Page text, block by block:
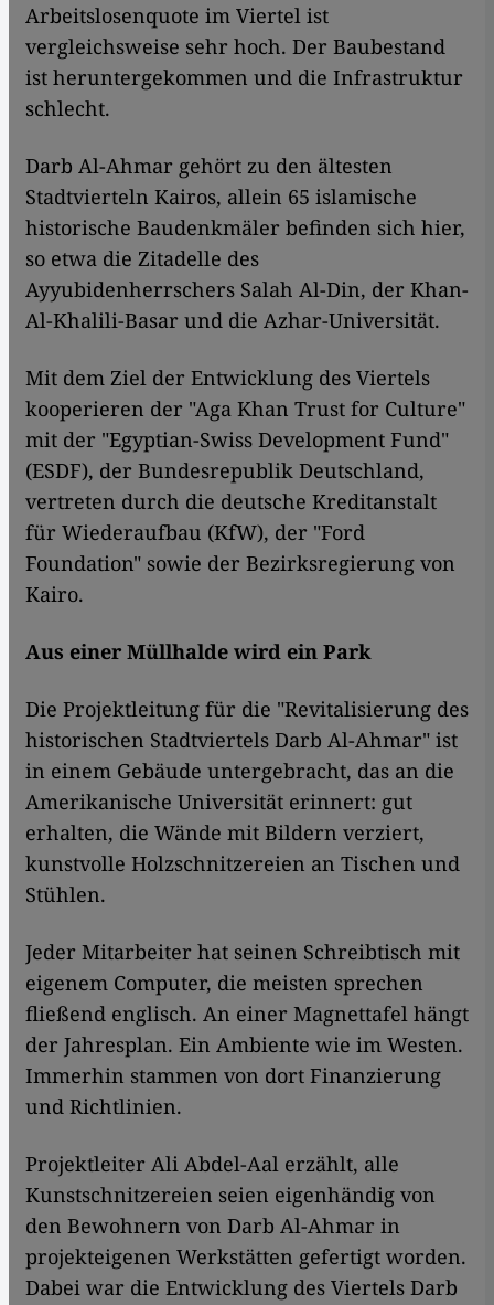
Arbeitslosenquote im Viertel ist
vergleichsweise sehr hoch. Der Baubestand
ist heruntergekommen und die Infrastruktur
schlecht.
Darb Al-Ahmar gehört zu den ältesten
Stadtvierteln Kairos, allein 65 islamische
historische Baudenkmäler befinden sich hier,
so etwa die Zitadelle des
Ayyubidenherrschers Salah Al-Din, der Khan-
Al-Khalili-Basar und die Azhar-Universität.
Mit dem Ziel der Entwicklung des Viertels
kooperieren der "Aga Khan Trust for Culture"
mit der "Egyptian-Swiss Development Fund"
(ESDF), der Bundesrepublik Deutschland,
vertreten durch die deutsche Kreditanstalt
für Wiederaufbau (KfW), der "Ford
Foundation" sowie der Bezirksregierung von
Kairo.
Aus einer Müllhalde wird ein Park
Die Projektleitung für die "Revitalisierung des
historischen Stadtviertels Darb Al-Ahmar" ist
in einem Gebäude untergebracht, das an die
Amerikanische Universität erinnert: gut
erhalten, die Wände mit Bildern verziert,
kunstvolle Holzschnitzereien an Tischen und
Stühlen.
Jeder Mitarbeiter hat seinen Schreibtisch mit
eigenem Computer, die meisten sprechen
fließend englisch. An einer Magnettafel hängt
der Jahresplan. Ein Ambiente wie im Westen.
Immerhin stammen von dort Finanzierung
und Richtlinien.
Projektleiter Ali Abdel-Aal erzählt, alle
Kunstschnitzereien seien eigenhändig von
den Bewohnern von Darb Al-Ahmar in
projekteigenen Werkstätten gefertigt worden.
Dabei war die Entwicklung des Viertels Darb